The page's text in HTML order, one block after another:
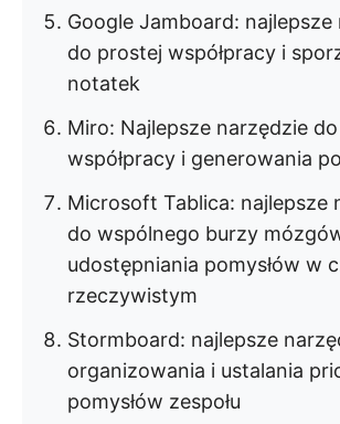
Google Jamboard:
do prostej współpracy i
notatek
Miro: Najlepsze narzędzie
współpracy i generowania
Microsoft Tablica: najlepsze
do wspólnego burzy
udostępniania pomysłów w
rzeczywistym
Stormboard: najlepsze
organizowania i ustalania
pomysłów zespołu